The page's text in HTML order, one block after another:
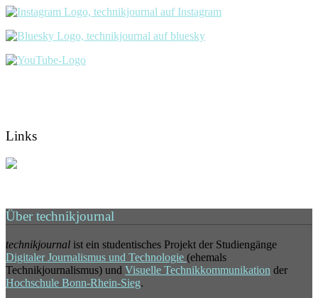
Links
Über technikjournal
technikjournal ist ein studentisches Projekt der Studiengänge
Digitaler Journalismus und Technologie (ehemals
Technikjournalismus) und Visuelle Technikkommunikation der
Hochschule Bonn-Rhein-Sieg.